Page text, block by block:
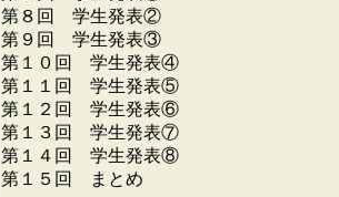
第８回 学生発表②
第９回 学生発表③
第１０回 学生発表④
第１１回 学生発表⑤
第１２回 学生発表⑥
第１３回 学生発表⑦
第１４回 学生発表⑧
第１５回 まとめ